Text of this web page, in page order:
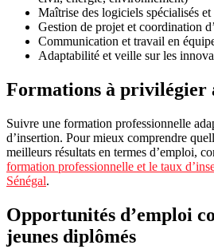
Maîtrise des logiciels spécialisés
Gestion de projet et coordination
Communication et travail en
Adaptabilité et veille sur les
Formations à privilégier
Suivre une formation professionnelle
d’insertion. Pour mieux comprendre
meilleurs résultats en termes d’emploi,
formation professionnelle et le taux
Sénégal.
Opportunités d’emploi
jeunes diplômés